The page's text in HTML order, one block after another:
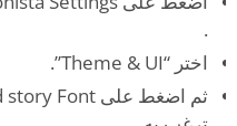
.
اختر “Theme & UI”.